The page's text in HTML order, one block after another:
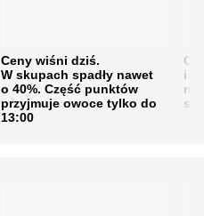
Ceny wiśni dziś.
W skupach spadły nawet
o 40%. Część punktów
przyjmuje owoce tylko do
13:00
i